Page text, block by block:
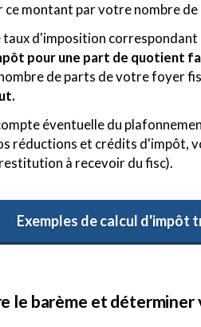
ce montant par votre nombre de
taux d'imposition
pour une part de quotient
de parts de votre foyer
éventuelle du
réductions et crédits d'impôt,
à recevoir du fisc).
Exemples de calcul d'impôt
le barème et